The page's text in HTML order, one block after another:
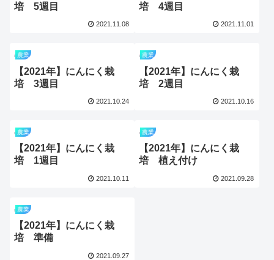
培 5週目
2021.11.08
培 4週目
2021.11.01
農業
【2021年】にんにく栽
培 3週目
2021.10.24
農業
【2021年】にんにく栽
培 2週目
2021.10.16
農業
【2021年】にんにく栽
培 1週目
2021.10.11
農業
【2021年】にんにく栽
培 植え付け
2021.09.28
農業
【2021年】にんにく栽
培 準備
2021.09.27